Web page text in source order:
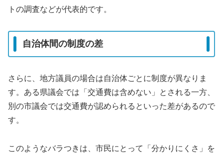
トの調査などが代表的です。
自治体間の制度の差
さらに、地方議員の場合は自治体ごとに制度が異なりま
す。ある県議会では「交通費は含めない」とされる一方、
別の市議会では交通費が認められるといった差があるので
す。
このようなバラつきは、市民にとって「分かりにくさ」を